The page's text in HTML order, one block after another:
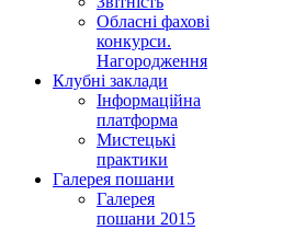
Обласні фахові
конкурси.
Нагородження
Клубні заклади
Інформаційна
платформа
Мистецькі
практики
Галерея пошани
Галерея
пошани 2015